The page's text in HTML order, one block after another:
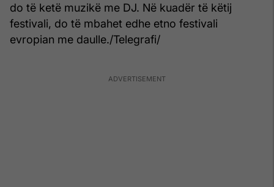
do të ketë muzikë me DJ. Në kuadër të këtij
festivali, do të mbahet edhe etno festivali
evropian me daulle./Telegrafi/